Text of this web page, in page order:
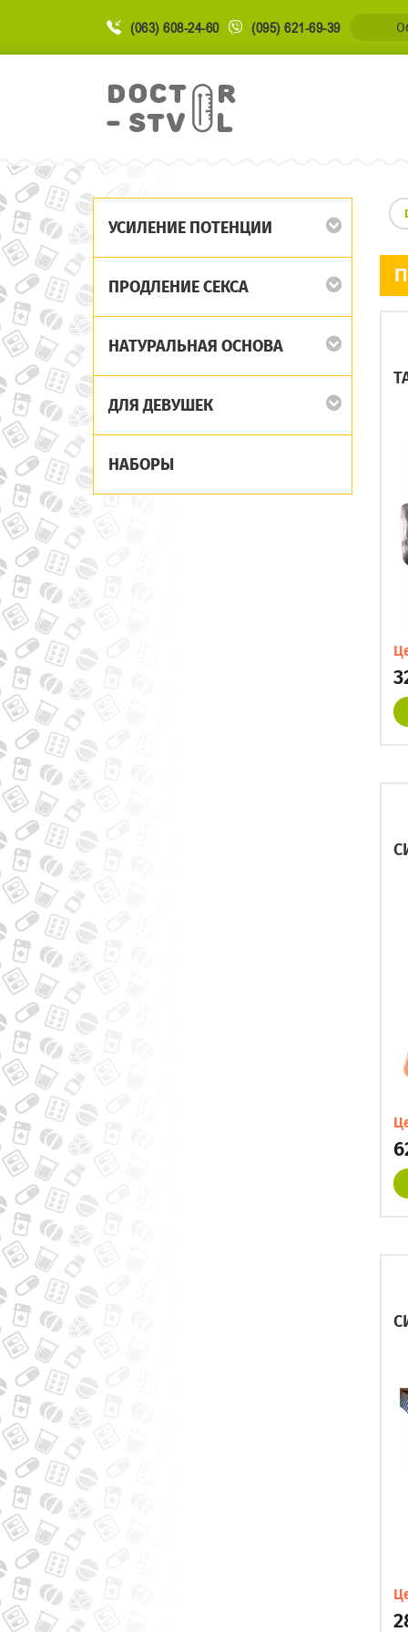
(063) 608-24-60 (095) 621-69-39
УСИЛЕНИЕ ПОТЕНЦИИ
ПРОДЛЕНИЕ СЕКСА
НАТУРАЛЬНАЯ ОСНОВА
ДЛЯ ДЕВУШЕК
НАБОРЫ